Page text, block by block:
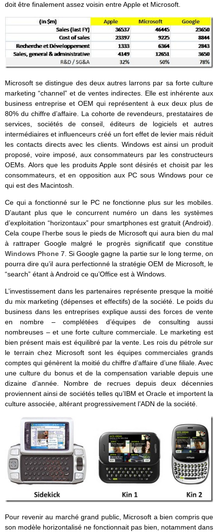
doit être finalement assez voisin entre Apple et Microsoft.
Microsoft se distingue des deux autres larrons par sa forte culture
marketing “channel” et de ventes indirectes. Elle est inhérente aux
business entreprise et OEM qui représentent à eux deux plus de
80% du chiffre d’affaire. La cohorte de revendeurs, prestataires de
services, sociétés de conseil, éditeurs de logiciels et autres
intermédiaires et influenceurs créé un fort effet de levier mais réduit
les contacts directs avec les clients. Windows est ainsi un produit
proposé, voire imposé, aux consommateurs par les constructeurs
OEMs. Alors que les produits Apple sont désirés et choisit par les
consommateurs, et en opposition aux PC sous Windows pour ce
qui est des Macintosh.
Ce qui a fonctionné sur le PC ne fonctionne plus sur les mobiles.
D’autant plus que le concurrent numéro un dans les systèmes
d’exploitation “horizontaux” pour smartphones est gratuit (Android).
Cela coupe l’herbe sous le pieds de Microsoft qui aura bien du mal
à rattraper Google malgré le progrès significatif que constitue
Windows Phone 7 . Si Google gagne la partie sur le long terme, on
pourra dire qu’il aura perfectionné la stratégie OEM de Microsoft, le
“search” étant à Android ce qu’Office est à Windows.
L’investissement dans les partenaires représente presque la moitié
du mix marketing (dépenses et effectifs) de la société. Le poids du
business dans les entreprises explique aussi des forces de vente
en nombre – complétées d’équipes de consulting aussi
nombreuses – et une forte culture commerciale. Le marketing est
bien présent mais est équilibré par la vente. Les rois du pétrole sur
le terrain chez Microsoft sont les équipes commerciales grands
comptes qui génèrent la moitié du chiffre d’affaire d’une filiale. Avec
une culture du bonus et de la compensation variable depuis une
dizaine d’année. Nombre de recrues depuis deux décennies
proviennent ainsi de sociétés telles qu’IBM et Oracle et importent la
culture associée, altérant progressivement l’ADN de la société.
Pour revenir au marché grand public, Microsoft a bien compris que
son modèle horizontalisé ne fonctionnait pas bien, notamment dans